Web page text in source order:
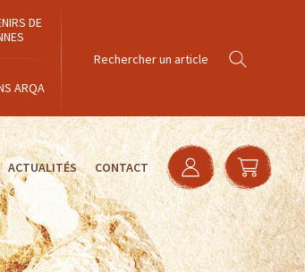
DE
ARQA
ACTUALITÉS CONTACT